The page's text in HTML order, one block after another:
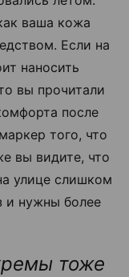
ваша кожа
Если на
наносить
вы прочитали
после
того, что
вы видите, что
улице слишком
и нужны более
тоже